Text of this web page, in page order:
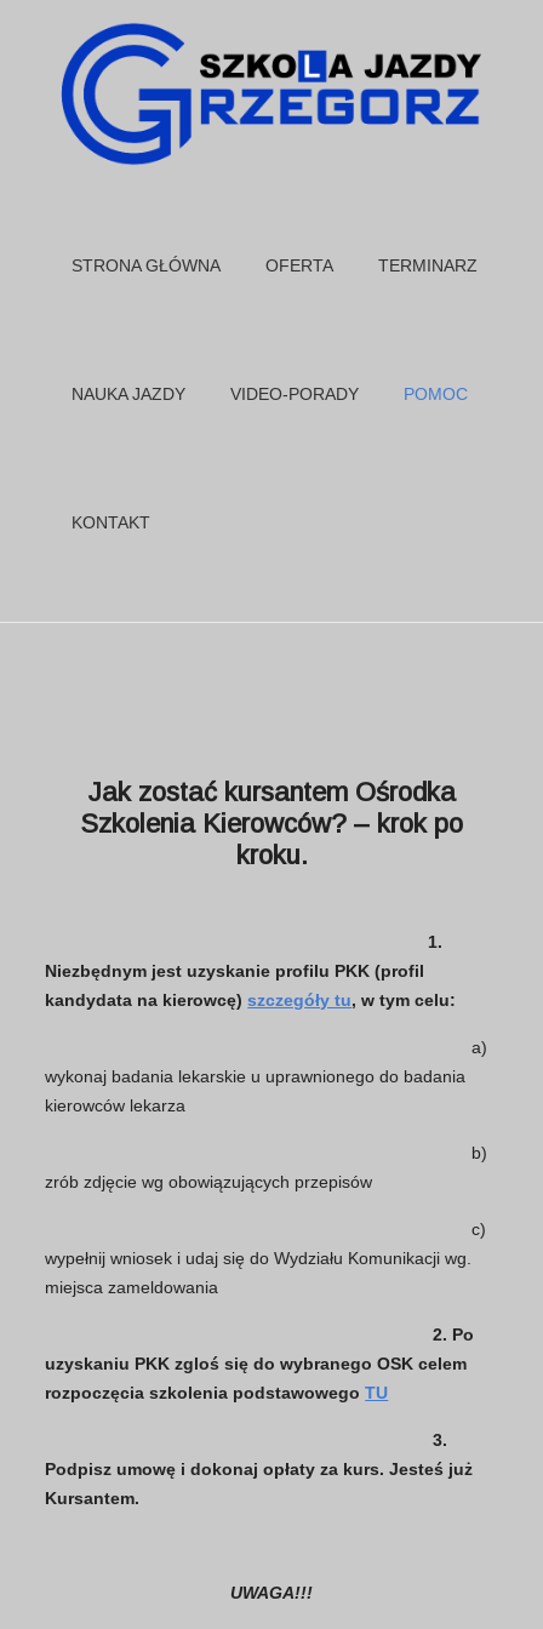
STRONA GŁÓWNA OFERTA TERMINARZ
NAUKA JAZDY VIDEO-PORADY POMOC
KONTAKT
Jak zostać kursantem Ośrodka
Szkolenia Kierowców? – krok po
kroku.
1.
Niezbędnym jest uzyskanie profilu PKK (profil
kandydata na kierowcę)szczegóły tu, w tym celu:
a)
wykonaj badania lekarskie u uprawnionego do badania
kierowców lekarza
b)
zrób zdjęcie wg obowiązujących przepisów
c)
wypełnij wniosek i udaj się do Wydziału Komunikacji wg.
miejsca zameldowania
2. Po
uzyskaniu PKK zgloś się do wybranego OSK celem
rozpoczęcia szkolenia podstawowegoTU
3.
Podpisz umowę i dokonaj opłaty za kurs. Jesteś już
Kursantem.
UWAGA!!!